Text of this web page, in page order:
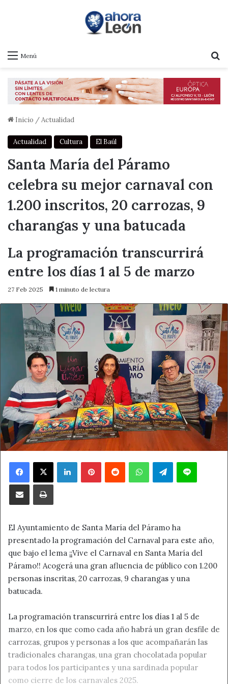
Menú
Inicio /Actualidad
Actualidad Cultura El Baúl
Santa María del Páramo
celebra su mejor carnaval con
1.200 inscritos, 20 carrozas, 9
charangas y una batucada
La programación transcurrirá
entre los días 1 al 5 de marzo
27 Feb 2025 1 minuto de lectura
Facebook
X LinkedInPinterestReddit WhatsAppTelegramLine
Compartir por correo electrónicoImprimir
El Ayuntamiento de Santa María del Páramo ha
presentado la programación del Carnaval para este año,
que bajo el lema ¡¡Vive el Carnaval en Santa María del
Páramo!! Acogerá una gran afluencia de público con 1.200
personas inscritas, 20 carrozas, 9 charangas y una
batucada.
La programación transcurrirá entre los días 1 al 5 de
marzo, en los que como cada año habrá un gran desfile de
carrozas, grupos y personas a los que acompañarán las
tradicionales charangas, una gran chocolatada popular
para todos los participantes y una sardinada popular
como cierre de los carnavales 2025.